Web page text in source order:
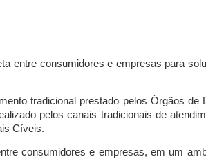
entre consumidores e empresas para
tradicional prestado pelos Órgãos
pelos canais tradicionais de
Cíveis.
consumidores e empresas, em um